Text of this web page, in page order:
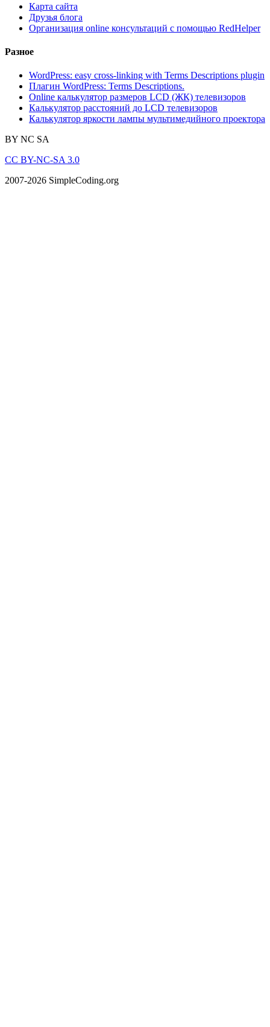
Карта сайта
Друзья блога
Организация online консультаций с помощью RedHelper
Разное
WordPress: easy cross-linking with Terms Descriptions plugin
Плагин WordPress: Terms Descriptions.
Online калькулятор размеров LCD (ЖК) телевизоров
Калькулятор расстояний до LCD телевизоров
Калькулятор яркости лампы мультимедийного проектора
BY NC SA
CC BY-NC-SA 3.0
2007-2026 SimpleCoding.org